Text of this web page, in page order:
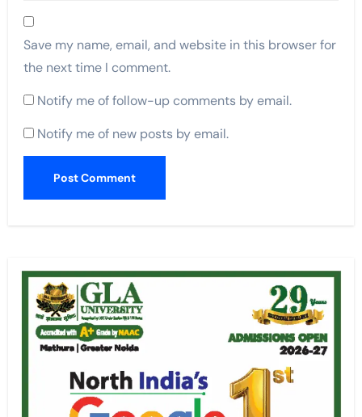
Save my name, email, and website in this browser for
the next time I comment.
Notify me of follow-up comments by email.
Notify me of new posts by email.